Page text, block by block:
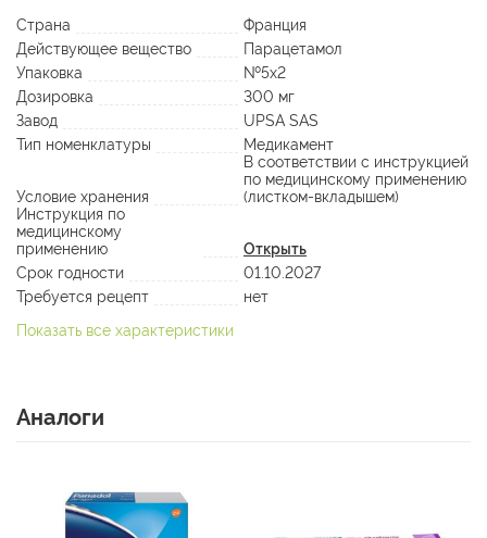
Страна
Франция
Действующее вещество
Парацетамол
Упаковка
№5х2
Дозировка
300 мг
Завод
UPSA SAS
Тип номенклатуры
Медикамент
Условие хранения
В соответствии с инструкцией
по медицинскому применению
(листком-вкладышем)
Инструкция по
медицинскому
применению
Открыть
Срок годности
01.10.2027
Требуется рецепт
нет
Показать все характеристики
Аналоги